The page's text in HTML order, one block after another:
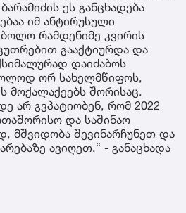
ეს განცხადება
იმ ანტირუსული
რამდენიმე კვირის
გააქტიურდა და
დაიძაბოს
ორ სახელმწიფოს,
მოქალაქეებს შორისაც.
არ გვპატიობენ, რომ 2022
და საშინაო
მშვიდობა შევინარჩუნეთ და
ავიღეთ,“ - განაცხადა